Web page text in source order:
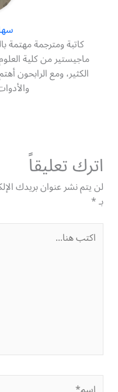
كاتبة ومترجمة مهتمة
ماجيستير من كلية
الكثير، ومع الرابحون
اترك تعليقاً
لن يتم نشر عنوان بريدك
بـ*
اكتب
هنا...
اسم*